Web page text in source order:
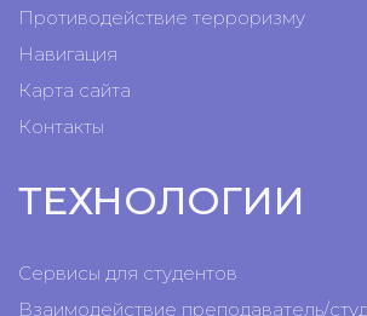
Противодействие терроризму
Навигация
Карта сайта
Контакты
ТЕХНОЛОГИИ
Сервисы для студентов
Взаимодействие преподаватель/